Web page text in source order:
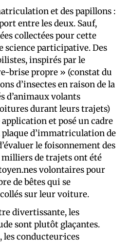
et des papillons :
entre les deux. Sauf,
collectées pour cette
science participative. Des
inspirés par le
brise propre » (constat du
d’insectes en raison de la
d’animaux volants
durant leurs trajets)
et posé un cadre
plaque d’immatriculation de
le foisonnement des
de trajets ont été
volontaires pour
de bêtes qui se
sur leur voiture.
divertissante, les
sont plutôt glaçantes.
conducteur·ices